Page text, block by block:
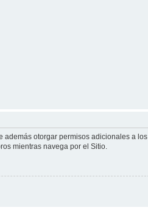
además otorgar permisos adicionales a los
mientras navega por el Sitio.